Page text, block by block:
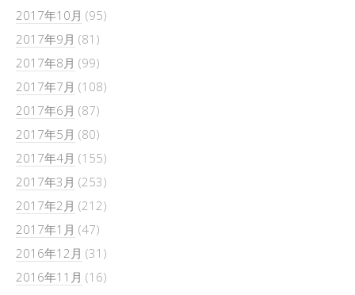
2017年10月 (95)
2017年9月 (81)
2017年8月 (99)
2017年7月 (108)
2017年6月 (87)
2017年5月 (80)
2017年4月 (155)
2017年3月 (253)
2017年2月 (212)
2017年1月 (47)
2016年12月 (31)
2016年11月 (16)